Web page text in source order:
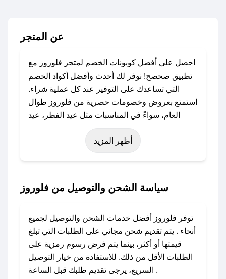
عن المتجر
احصل على أفضل كوبونات الخصم لمتجر فلوروز مع
تطبيق صحصح! نوفر لك أحدث وأفضل أكواد الخصم
التي تساعدك على التوفير عند كل عملية شراء.
استمتع بعروض وخصومات حصرية من فلوروز طوال
العام، سواءً في المناسبات مثل عيد الفطر، عيد
الأضحى، الجمعة البيضاء (شهر نوفمبر)، رمضان،
اليوم الوطني، يوم التأسيس، أو حتى عروض خاصة
باستخدام تطبيق صحصح، يمكنك العثور بسهولة على
تواصل معنا عبر تويتر أو البريد الإلكتروني لإضافته
بسرعة.
### كيفية استخدام كود خصم فلوروز؟
1. انسخ كود الخصم من تطبيق صحصح.
أظهر المزيد
سياسة الشحن والتوصيل من فلوروز
توفر فلوروز أفضل خدمات الشحن والتوصيل لجميع
أنحاء . يتم تقديم شحن مجاني على الطلبات التي تبلغ
قيمتها أو أكثر، بينما يتم فرض رسوم رمزية على
الطلبات الأقل من ذلك. للاستفادة من خيار التوصيل
السريع، يرجى تقديم طلبك قبل الساعة .